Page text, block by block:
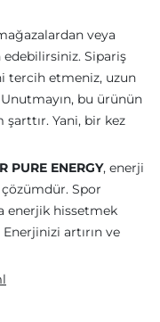
veya
Sipariş
tercih etmeniz, uzun
bu ürünün
Yani, bir kez
PURE ENERGY, enerji
Spor
enerjik hissetmek
artırın ve